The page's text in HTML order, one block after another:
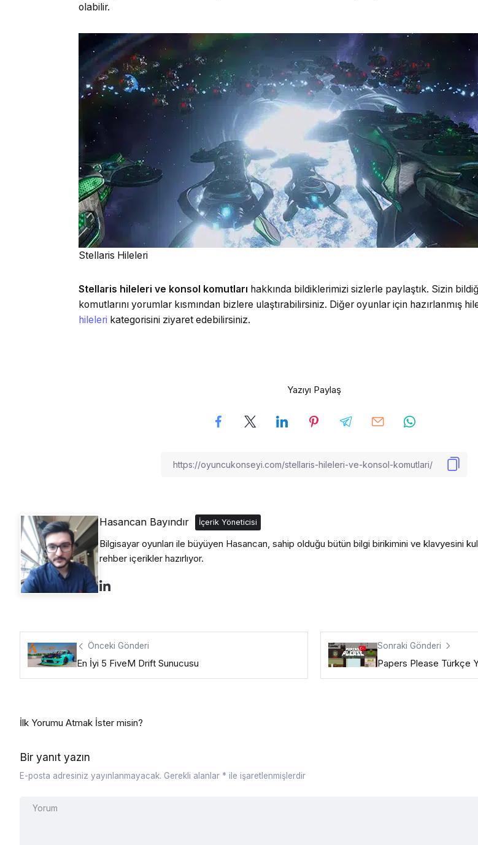
olabilir.
Stellaris Hileleri
Stellaris hileleri ve konsol komutları hakkında bildiklerimizi sizlerle paylaştık. Sizin
komutlarını yorumlar kısmından bizlere ulaştırabilirsiniz. Diğer oyunlar için hazırlanmış
hileleri kategorisini ziyaret edebilirsiniz.
Yazıyı Paylaş
Hasancan Bayındır İçerik Yöneticisi
Bilgisayar oyunları ile büyüyen Hasancan, sahip olduğu bütün bilgi birikimini ve klavyesini
rehber içerikler hazırlıyor.
Önceki Gönderi
En İyi 5 FiveM Drift Sunucusu
Sonraki Gönderi
Papers Please Türkçe
İlk Yorumu Atmak İster misin?
Bir yanıt yazın
E-posta adresiniz yayınlanmayacak. Gerekli alanlar * ile işaretlenmişlerdir